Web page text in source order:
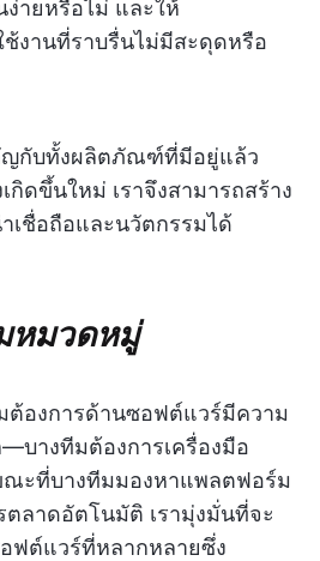
ายหรือไม่ และให้
งานที่ราบรื่นไม่มีสะดุดหรือ
ญกับทั้งผลิตภัณฑ์ที่มีอยู่แล้ว
ดขึ้นใหม่ เราจึงสามารถสร้าง
เชื่อถือและนวัตกรรมได้
หมวดหมู่
ต้องการด้านซอฟต์แวร์มีความ
บางทีมต้องการเครื่องมือ
ณะที่บางทีมมองหาแพลตฟอร์ม
ลาดอัตโนมัติ เรามุ่งมั่นที่จะ
ฟต์แวร์ที่หลากหลายซึ่ง